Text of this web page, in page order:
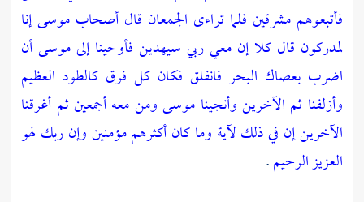
فأتبعوهم مشرقين فلما تراءى الجمعان قال أصحاب موسى إنا
لمدركون قال كلا إن معي ربي سيهدين فأوحينا إلى موسى أن
اضرب بعصاك البحر فانفلق فكان كل فرق كالطود العظيم
وأزلفنا ثم الآخرينوأنجينا موسى ومن معه أجمعينثم أغرقنا
الآخرينإن في ذلك لآية وما كان أكثرهم مؤمنينوإن ربك لهو
العزيز الرحيم.